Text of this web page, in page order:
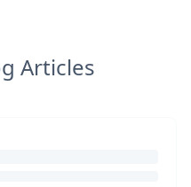
Articles